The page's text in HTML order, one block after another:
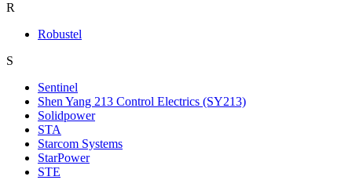
R
Robustel
S
Sentinel
Shen Yang 213 Control Electrics (SY213)
Solidpower
STA
Starcom Systems
StarPower
STE